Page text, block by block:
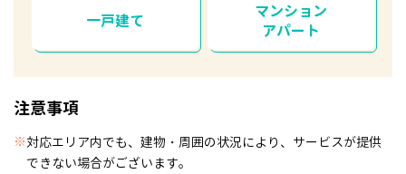
一戸建て
マンション
アパート
注意事項
※対応エリア内でも、建物・周囲の状況により、サービスが提供
できない場合がございます。